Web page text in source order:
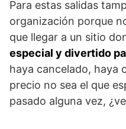
Para estas salidas
organización porque
que llegar a un sitio
especial y divertido
haya cancelado, haya
precio no sea el que
pasado alguna vez,